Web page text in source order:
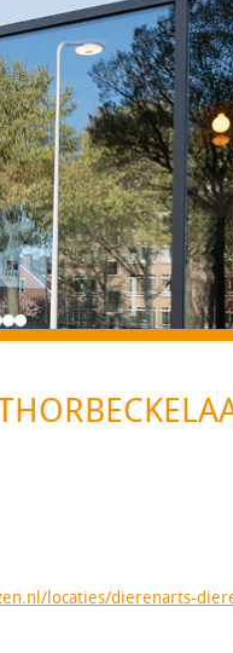
locaties/dierenarts-